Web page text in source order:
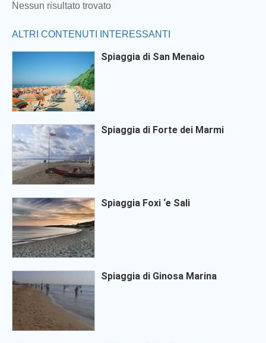
Nessun risultato trovato
ALTRI CONTENUTI INTERESSANTI
Spiaggia di San Menaio
Spiaggia di Forte dei Marmi
Spiaggia Foxi ‘e Sali
Spiaggia di Ginosa Marina